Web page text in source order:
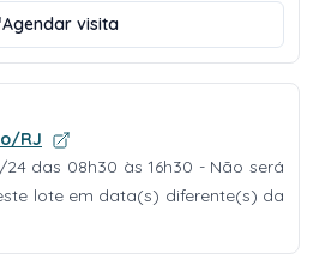
Agendar visita
RJ
das 08h30 às 16h30 - Não será
lote em data(s) diferente(s) da